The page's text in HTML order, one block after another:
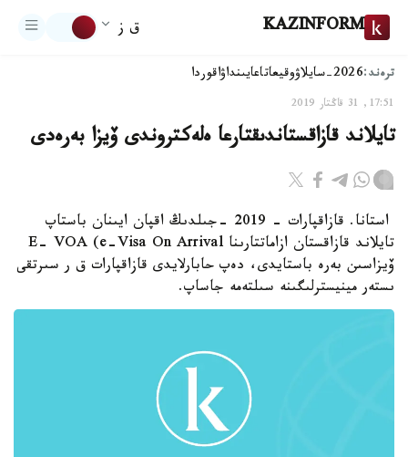
KAZINFORM ق ز
ترەند:2026-سايلاۋ وقيعاتاعايىنداۋاقوردا
17:51, 31 قاڭتار 2019
تايلاند قازاقستاندىقتارعا ەلەكتروندى ۆيزا بەرەدى
استانا. قازاقپارات - 2019 -جىلدىڭ اقپان ايىنان باستاپ
تايلاند قازاقستان ازاماتتارىنا E- VOA (e-Visa On Arrival
ۆيزاسىن بەرە باستايدى، دەپ حابارلايدى قازاقپارات ق ر سىرتقى
ىستەر مينيسترلىگىنە سىلتەمە جاساپ.